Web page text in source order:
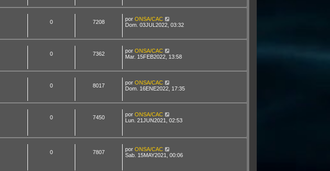
0 7208 por ONSA/CAC
Dom. 03JUL2022, 03:32
0 7362 por ONSA/CAC
Mar. 15FEB2022, 13:58
0 8017 por ONSA/CAC
Dom. 16ENE2022, 17:35
0 7450 por ONSA/CAC
Lun. 21JUN2021, 02:53
0 7807 por ONSA/CAC
Sab. 15MAY2021, 00:06